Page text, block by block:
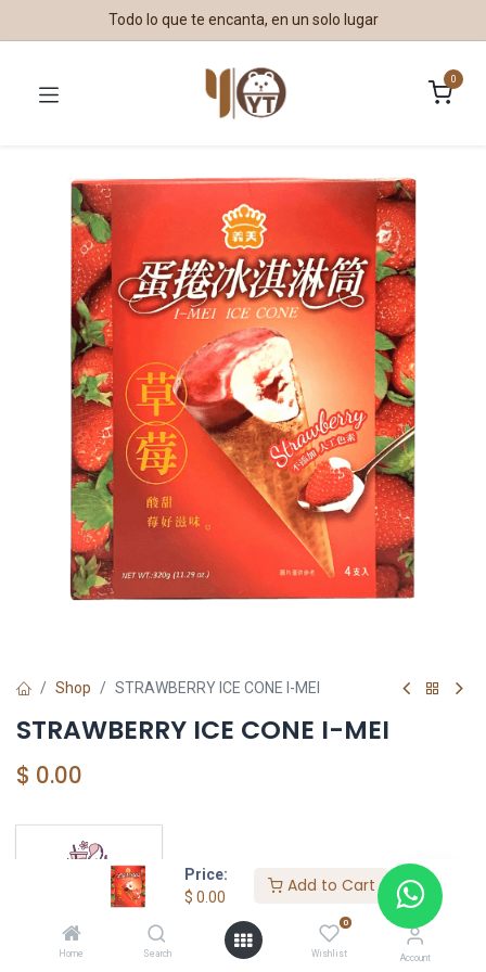
Price:
$ 0.00
Add to Cart
Home Search
0
Wishlist Account
Todo lo que te encanta, en un solo lugar
0
Shop STRAWBERRY ICE CONE I-MEI
STRAWBERRY ICE CONE I-MEI
$ 0.00
YOUTASTY